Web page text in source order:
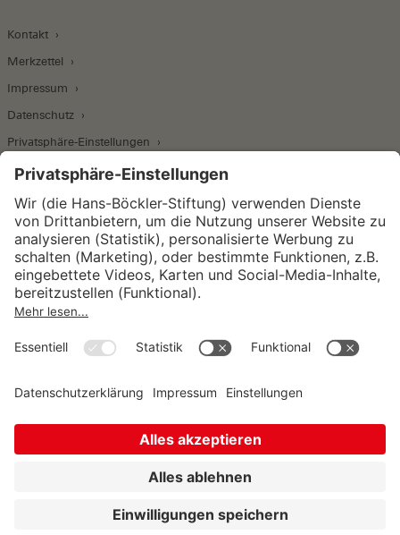
Kontakt
Merkzettel
Impressum
Datenschutz
Privatsphäre-Einstellungen
Wirtschafts- und Sozialwissenschaftliches Institut
Institut für Makroökonomie und
Konjunkturforschung
Unternehmensführung
Sozialrecht